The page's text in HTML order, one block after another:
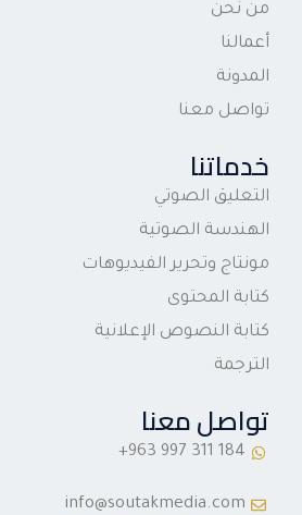
من نحن
أعمالنا
المدونة
تواصل معنا
خدماتنا
التعليق الصوتي
الهندسة الصوتية
مونتاج وتحرير الفيديوهات
كتابة المحتوى
كتابة النصوص الإعلانية
الترجمة
تواصل معنا
info@soutakmedia.com